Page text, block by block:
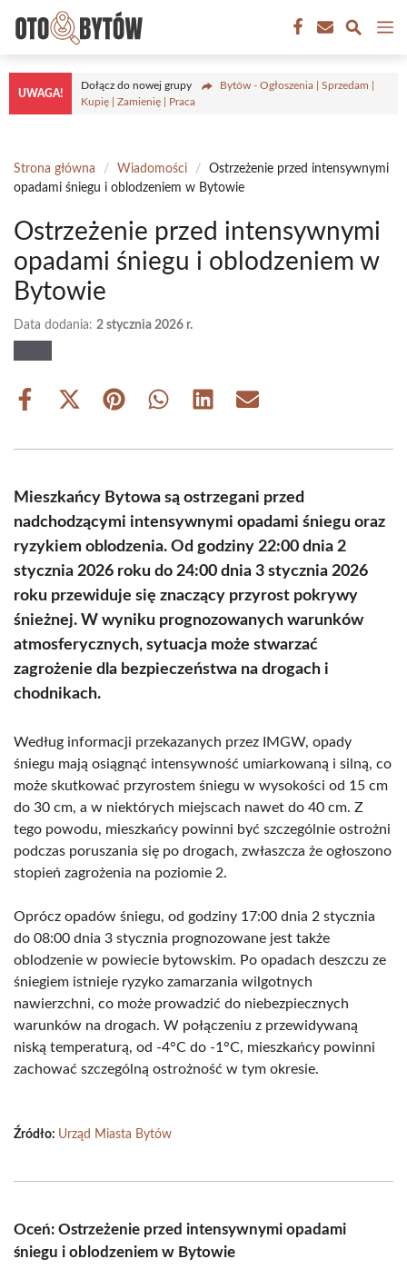
treści
UWAGA!
Dołącz do nowej grupy
Bytów - Ogłoszenia | Sprzedam |
Kupię | Zamienię | Praca
Strona główna / Wiadomości /
Ostrzeżenie przed intensywnymi
opadami śniegu i oblodzeniem w Bytowie
Ostrzeżenie przed intensywnymi
opadami śniegu i oblodzeniem w
Bytowie
Data dodania: 2 stycznia 2026 r.
Share
Share
(Twitter)
Share Share Share Share
Mieszkańcy Bytowa są ostrzegani przed
nadchodzącymi intensywnymi opadami śniegu oraz
ryzykiem oblodzenia. Od godziny 22:00 dnia 2
stycznia 2026 roku do 24:00 dnia 3 stycznia 2026
roku przewiduje się znaczący przyrost pokrywy
śnieżnej. W wyniku prognozowanych warunków
atmosferycznych, sytuacja może stwarzać
zagrożenie dla bezpieczeństwa na drogach i
chodnikach.
Według informacji przekazanych przez IMGW, opady
śniegu mają osiągnąć intensywność umiarkowaną i silną, co
może skutkować przyrostem śniegu w wysokości od 15 cm
do 30 cm, a w niektórych miejscach nawet do 40 cm. Z
tego powodu, mieszkańcy powinni być szczególnie ostrożni
podczas poruszania się po drogach, zwłaszcza że ogłoszono
stopień zagrożenia na poziomie 2.
Oprócz opadów śniegu, od godziny 17:00 dnia 2 stycznia
do 08:00 dnia 3 stycznia prognozowane jest także
oblodzenie w powiecie bytowskim. Po opadach deszczu ze
śniegiem istnieje ryzyko zamarzania wilgotnych
nawierzchni, co może prowadzić do niebezpiecznych
warunków na drogach. W połączeniu z przewidywaną
niską temperaturą, od -4°C do -1°C, mieszkańcy powinni
zachować szczególną ostrożność w tym okresie.
Źródło: Urząd Miasta Bytów
Oceń: Ostrzeżenie przed intensywnymi opadami
śniegu i oblodzeniem w Bytowie